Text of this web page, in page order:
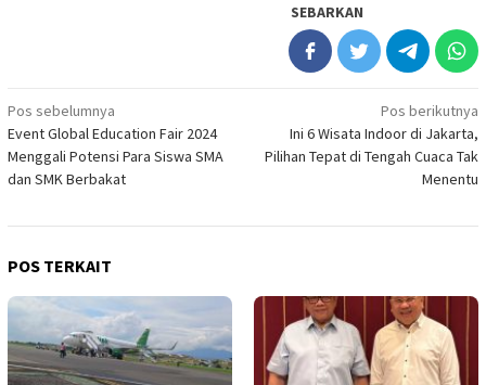
SEBARKAN
Navigasi
pos
Pos sebelumnya
Event Global Education Fair 2024
Menggali Potensi Para Siswa SMA
dan SMK Berbakat
Pos berikutnya
Ini 6 Wisata Indoor di Jakarta,
Pilihan Tepat di Tengah Cuaca Tak
Menentu
POS TERKAIT